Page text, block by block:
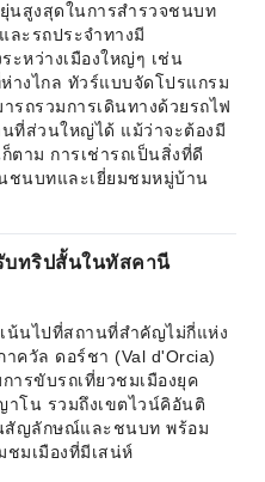
นสูงสุดในการสำรวจชนบท
ละรถประจำทางมี
ะหว่างเมืองใหญ่ๆ เช่น
งไกล ทัวร์แบบจัดโปรแกรม
ถรวมการเดินทางด้วยรถไฟ
นที่ส่วนใหญ่ได้ แม้ว่าจะต้องมี
ตาม การเช่ารถเป็นสิ่งที่ดี
ชนบทและเยี่ยมชมหมู่บ้าน
บทริปสั้นในทัสคานี
น้นไปที่สถานที่สำคัญไม่กี่แห่ง
ควัล ดอร์ชา (Val d'Orcia)
ารขับรถเที่ยวชมเมืองยุค
โน รวมถึงเขตไวน์คิอันติ
สัญลักษณ์และชนบท พร้อม
ชมเมืองที่มีเสน่ห์